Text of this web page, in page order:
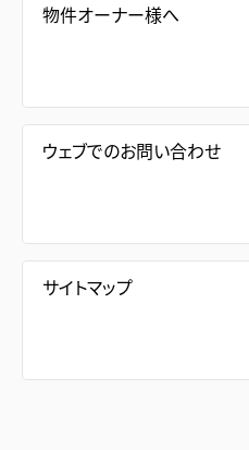
物件オーナー様へ
ウェブでのお問い合わせ
サイトマップ